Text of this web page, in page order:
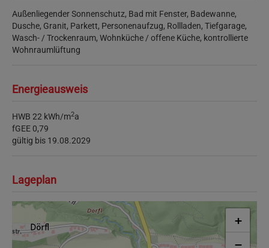
Außenliegender Sonnenschutz Bad mit Fenster Badewanne
Dusche Granit Parkett Personenaufzug Rollladen Tiefgarage
Wasch- / Trockenraum Wohnküche / offene Küche kontrollierte
Wohnraumlüftung
Energieausweis
HWB 22 kWh/m2a
fGEE 0,79
gültig bis 19.08.2029
Lageplan
+
−